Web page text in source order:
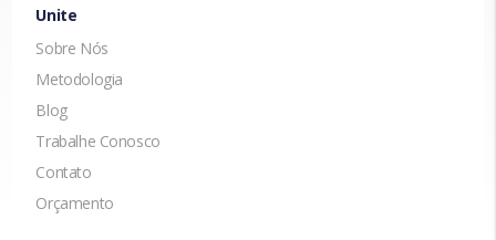
Unite
Sobre Nós
Metodologia
Blog
Trabalhe Conosco
Contato
Orçamento